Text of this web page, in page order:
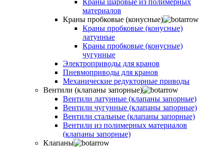
материалов
Краны пробковые (конусные)
Краны пробковые (конусные)
латунные
Краны пробковые (конусные)
чугунные
Электроприводы для кранов
Пневмоприводы для кранов
Механические редукторные приводы
Вентили (клапаны запорные)
Вентили латунные (клапаны запорные)
Вентили чугунные (клапаны запорные)
Вентили стальные (клапаны запорные)
Вентили из полимерных материалов
(клапаны запорные)
Клапаны